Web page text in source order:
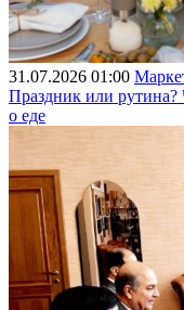
31.07.2026 01:00
Праздник или рутина?
о еде